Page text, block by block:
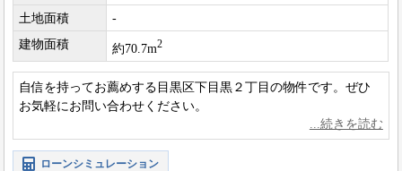
土地面積
-
建物面積
約70.7m2
自信を持ってお薦めする目黒区下目黒２丁目の物件です。ぜひ
お気軽にお問い合わせください。
ローンシミュレーション